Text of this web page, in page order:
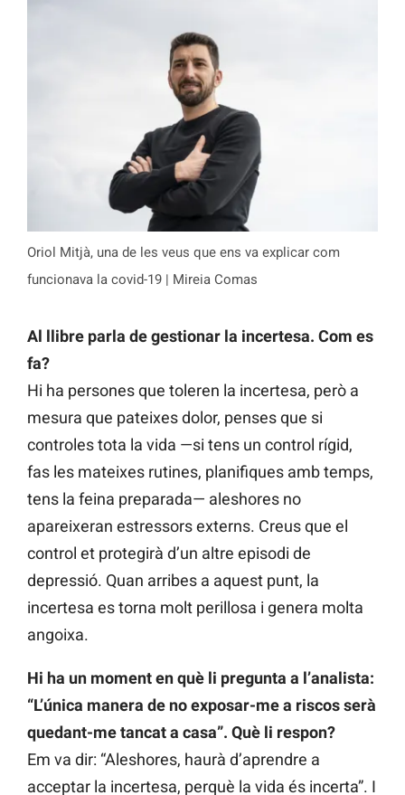
Oriol Mitjà, una de les veus que ens va explicar com
funcionava la covid-19 | Mireia Comas
Al llibre parla de gestionar la incertesa. Com es
fa?
Hi ha persones que toleren la incertesa, però a
mesura que pateixes dolor, penses que si
controles tota la vida —si tens un control rígid,
fas les mateixes rutines, planifiques amb temps,
tens la feina preparada— aleshores no
apareixeran estressors externs. Creus que el
control et protegirà d’un altre episodi de
depressió. Quan arribes a aquest punt, la
incertesa es torna molt perillosa i genera molta
angoixa.
Hi ha un moment en què li pregunta a l’analista:
“L’única manera de no exposar-me a riscos serà
quedant-me tancat a casa”. Què li respon?
Em va dir: “Aleshores, haurà d’aprendre a
acceptar la incertesa, perquè la vida és incerta”. I